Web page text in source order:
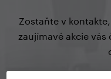
Zostaňte v
zaujímavé akcie